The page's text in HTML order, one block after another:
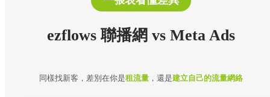
ezflows 聯播網 vs Meta Ads
同樣找新客，差別在你是租流量 ，還是建立自己的流量網絡